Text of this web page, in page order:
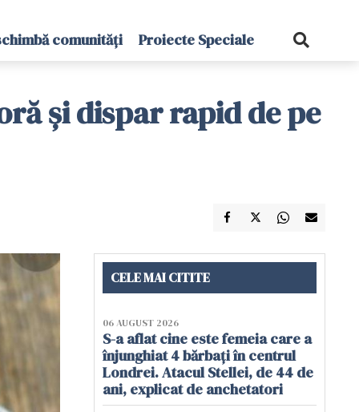
comunități Proiecte Speciale
și dispar rapid de pe
CELE MAI CITITE
06 AUGUST 2026
S-a aflat cine este femeia care a
înjunghiat 4 bărbați în centrul
Londrei. Atacul Stellei, de 44 de
ani, explicat de anchetatori